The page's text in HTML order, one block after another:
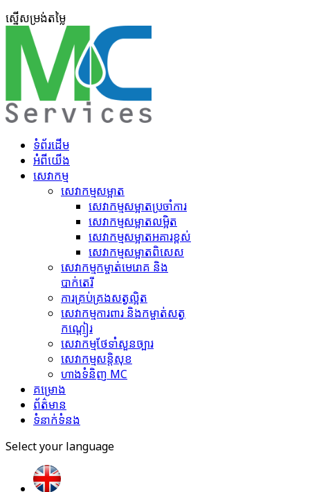
ស្នើ​សម្រង់​តម្លៃ
ទំព័រដើម
អំពីយើង
សេវាកម្ម
សេវាកម្មសម្អាត
សេវាកម្ម​សម្អាតប្រចាំការ
សេវាកម្ម​សម្អាត​លម្អិត
សេវាកម្ម​សម្អាត​អគារខ្ពស់
សេវាកម្ម​សម្អាត​ពិសេស
សេវាកម្ម​កម្ចាត់​មេរោគ និង
បាក់តេរី
ការគ្រប់គ្រង​សត្វល្អិត​
សេវាកម្ម​ការពារ និងកម្ចាត់​សត្វ
កណ្តៀរ
សេវាកម្ម​ថែទាំ​សួនច្បារ
សេវាកម្ម​សន្តិសុខ
ហាង​ទំនិញ MC
គ​ម្រោ​ង
ព័ត៌មាន
ទំនាក់ទំនង
Select your language